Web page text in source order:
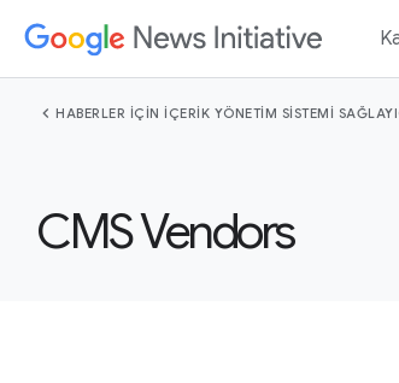
chevron_left HABERLER IÇIN IÇERIK YÖNETIM SISTEMI
CMS Vendors